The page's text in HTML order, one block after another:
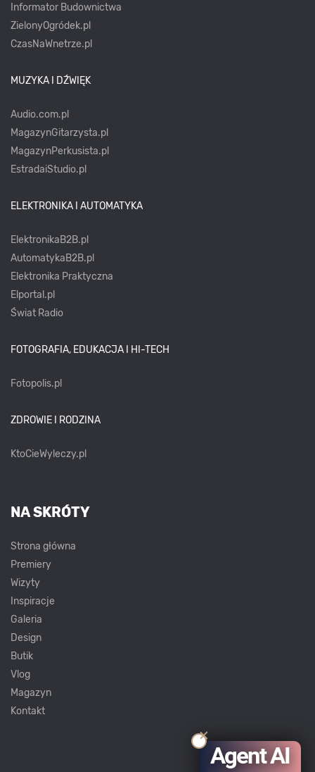
Informator Budownictwa
ZielonyOgródek.pl
CzasNaWnetrze.pl
MUZYKA I DŹWIĘK
Audio.com.pl
MagazynGitarzysta.pl
MagazynPerkusista.pl
EstradaiStudio.pl
ELEKTRONIKA I AUTOMATYKA
ElektronikaB2B.pl
AutomatykaB2B.pl
Elektronika Praktyczna
Elportal.pl
Świat Radio
FOTOGRAFIA, EDUKACJA I HI-TECH
Fotopolis.pl
ZDROWIE I RODZINA
KtoCieWyleczy.pl
NA SKRÓTY
Strona główna
Premiery
Wizyty
Inspiracje
Galeria
Design
Butik
Vlog
Magazyn
Kontakt
Agent AI